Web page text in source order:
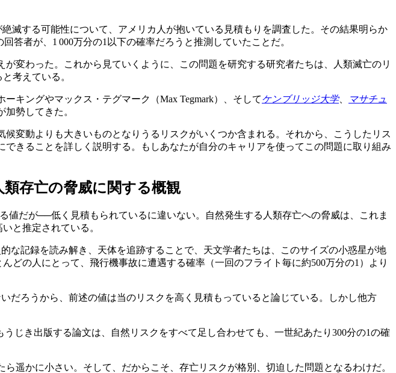
絶滅する可能性について、アメリカ人が抱いている見積もりを調査した。その結果明らか
答者が、1 000万分の1以下の確率だろうと推測していたことだ。
変わった。これから見ていくように、この問題を研究する研究者たちは、人類滅亡のリ
考えている。
キングやマックス・テグマーク（Max Tegmark）、そしてケンブリッジ大学、
マサチュ
加勢してきた。
変動よりも大きいものとなりうるリスクがいくつか含まれる。それから、こうしたリス
きることを詳しく説明する。もしあなたが自分のキャリアを使ってこの問題に取り組み
存亡の脅威に関する概観
だが──低く見積もられているに違いない。自然発生する人類存亡への脅威は、これま
と推定されている。
な記録を読み解き、天体を追跡することで、天文学者たちは、このサイズの小惑星が地
どの人にとって、飛行機事故に遭遇する確率（一回のフライト毎に約500万分の1）より
だろうから、前述の値は当のリスクを高く見積もっていると論じている。しかし他方
じき出版する論文は、自然リスクをすべて足し合わせても、一世紀あたり300分の1の確
遥かに小さい。そして、だからこそ、存亡リスクが格別、切迫した問題となるわけだ。